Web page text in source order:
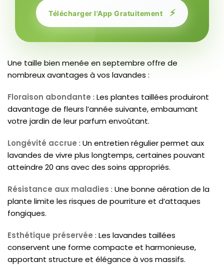
Télécharger l'App Gratuitement ⚡
Une taille bien menée en septembre offre de
nombreux avantages à vos lavandes :
Floraison abondante : Les plantes taillées produiront
davantage de fleurs l’année suivante, embaumant
votre jardin de leur parfum envoûtant.
Longévité accrue : Un entretien régulier permet aux
lavandes de vivre plus longtemps, certaines pouvant
atteindre 20 ans avec des soins appropriés.
Résistance aux maladies : Une bonne aération de la
plante limite les risques de pourriture et d’attaques
fongiques.
Esthétique préservée : Les lavandes taillées
conservent une forme compacte et harmonieuse,
apportant structure et élégance à vos massifs.